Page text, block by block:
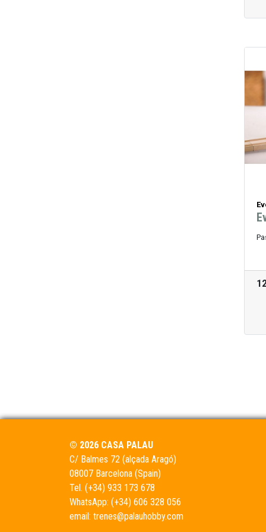
© 2026 CASA PALAU
C/ Balmes 72 (alçada Aragó)
08007 Barcelona (Spain)
Tel. (+34) 933 173 678
WhatsApp: (+34) 606 328 056
email: trenes@palauhobby.com